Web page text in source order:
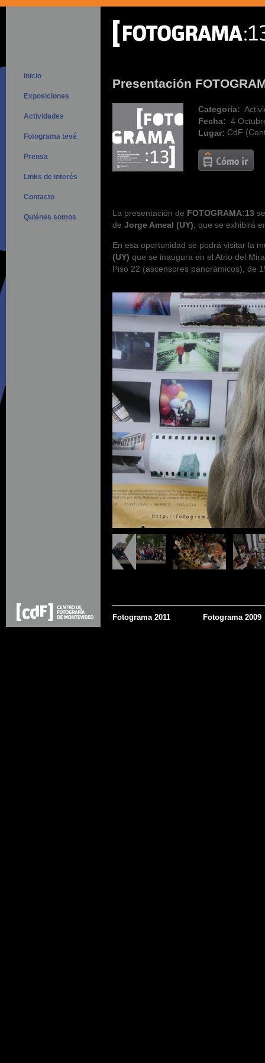
Presentación
Categoría:
Fecha: 4
Lugar: CdF
La presentación de FOTOGRAMA:13
de Jorge Ameal (UY) , que se exhibirá
En esa oportunidad se podrá visitar la
(UY) que se inaugura en el Atrio del
Piso 22 (ascensores panorámicos), de
Inicio
Exposiciones
Actividades
Fotograma tevé
Prensa
Links de interés
Contacto
Quiénes somos
Fotograma 2011 Fotograma 2009